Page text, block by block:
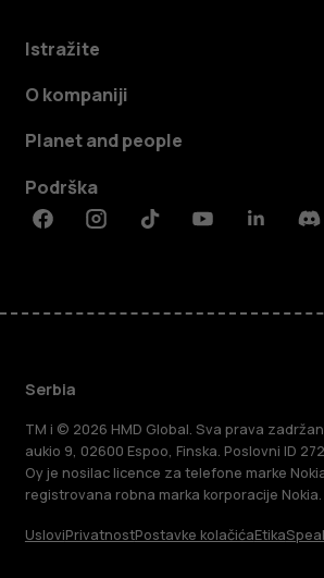
Istražite
O kompaniji
Planet and people
Podrška
FacebookInstagramTiktokYoutubeLinkedin
Serbia
TM i © 2026 HMD Global. Sva prava
aukio 9, 02600 Espoo, Finska. Poslovni ID
Oy je nosilac licence za telefone marke
registrovana robna marka korporacije Nokia.
UsloviPrivatnostPostavke kolačićaEtika